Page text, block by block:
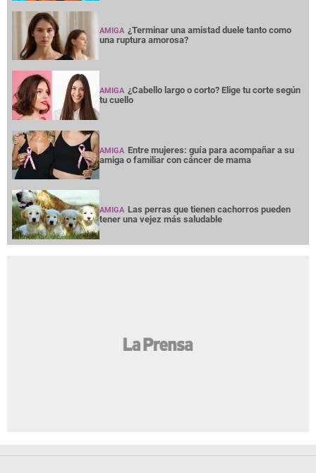
AMIGA ¿Terminar una amistad duele tanto como
una ruptura amorosa?
AMIGA ¿Cabello largo o corto? Elige tu corte según
tu cuello
AMIGA Entre mujeres: guía para acompañar a su
amiga o familiar con cáncer de mama
AMIGA Las perras que tienen cachorros pueden
tener una vejez más saludable